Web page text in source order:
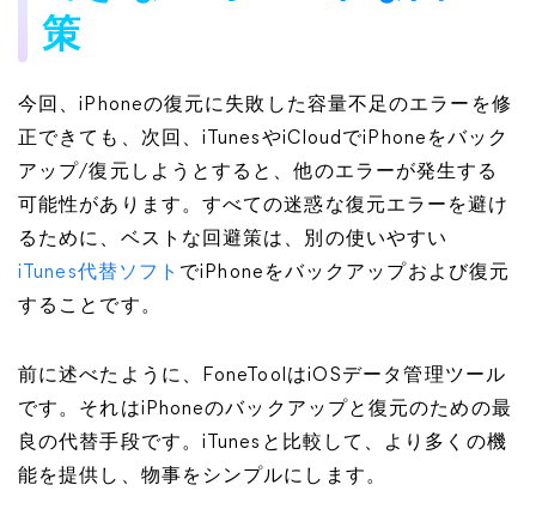
策
今回、iPhoneの復元に失敗した容量不足のエラーを修
正できても、次回、iTunesやiCloudでiPhoneをバック
アップ/復元しようとすると、他のエラーが発生する
可能性があります。すべての迷惑な復元エラーを避け
るために、ベストな回避策は、別の使いやすい
iTunes代替ソフト でiPhoneをバックアップおよび復元
することです。
前に述べたように、FoneToolはiOSデータ管理ツール
です。それはiPhoneのバックアップと復元のための最
良の代替手段です。iTunesと比較して、より多くの機
能を提供し、物事をシンプルにします。